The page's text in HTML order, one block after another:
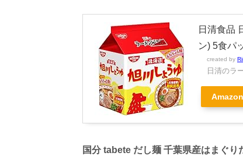
日清食品
ン) 5食パ
created by
日清のラ
Amazon
国分 tabete だし麺 千葉県産はまぐり